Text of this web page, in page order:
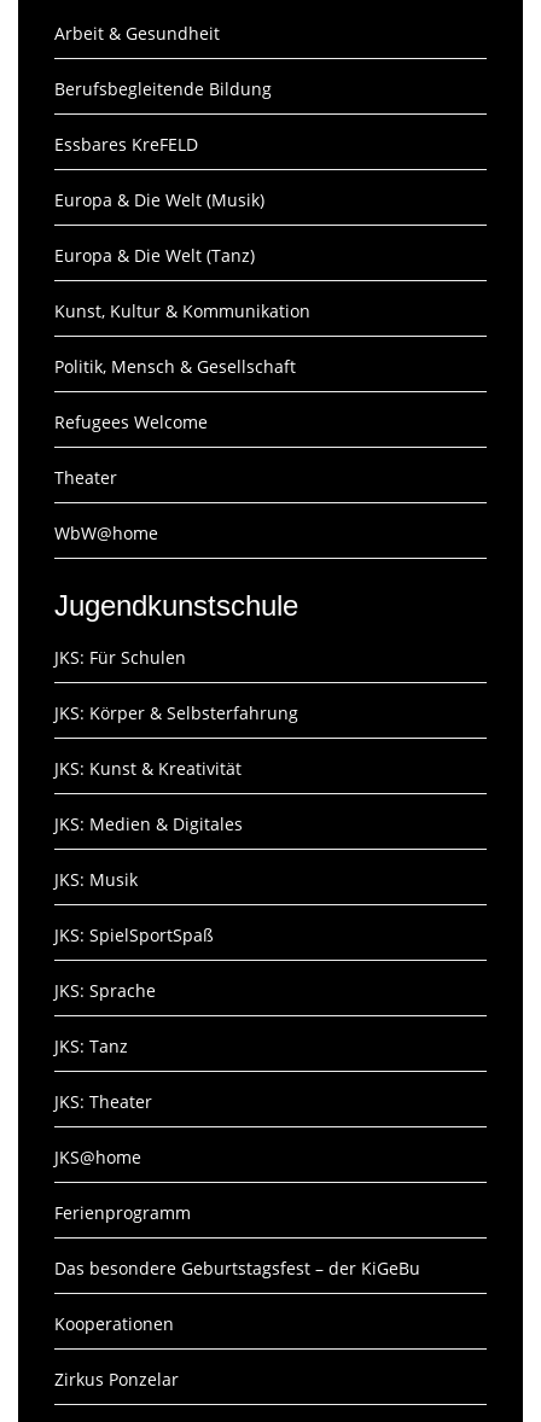
Arbeit & Gesundheit
Berufsbegleitende Bildung
Essbares KreFELD
Europa & Die Welt (Musik)
Europa & Die Welt (Tanz)
Kunst, Kultur & Kommunikation
Politik, Mensch & Gesellschaft
Refugees Welcome
Theater
WbW@home
Jugendkunstschule
JKS: Für Schulen
JKS: Körper & Selbsterfahrung
JKS: Kunst & Kreativität
JKS: Medien & Digitales
JKS: Musik
JKS: SpielSportSpaß
JKS: Sprache
JKS: Tanz
JKS: Theater
JKS@home
Ferienprogramm
Das besondere Geburtstagsfest – der KiGeBu
Kooperationen
Zirkus Ponzelar